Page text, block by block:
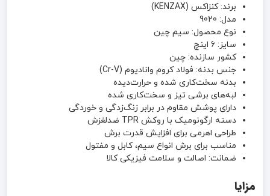
برند: کنزاکس (KENZAX)
مدل: 9020
نوع محصول: سیم چین
سایز: 6 اینچ
کشور سازنده: چین
جنس بدنه: فولاد کروم وانادیوم (Cr-V)
بدنه سخت‌کاری شده و حرارت‌دیده
لبه‌های برشی تیز و سخت‌کاری شده
دارای پوشش مقاوم در برابر زنگ‌زدگی و خوردگی
دسته ارگونومیک با روکش TPR ضدلغزش
طراحی اهرمی برای افزایش قدرت برش
مناسب برای برش انواع سیم، کابل و مفتول
ضمانت: اصالت و سلامت فیزیکی کالا
مزایا